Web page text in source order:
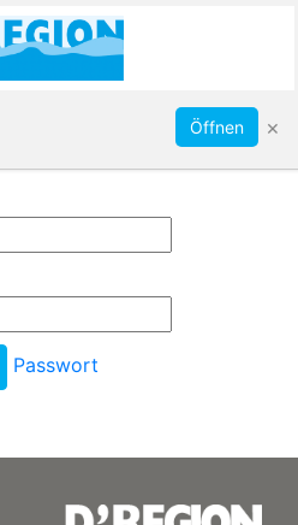
Abonnieren
Passwort
Öffnen ×